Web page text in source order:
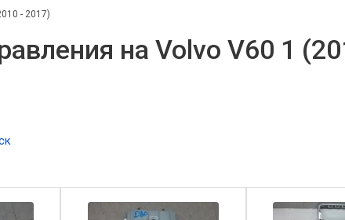
- 2017)
на Volvo V60 1